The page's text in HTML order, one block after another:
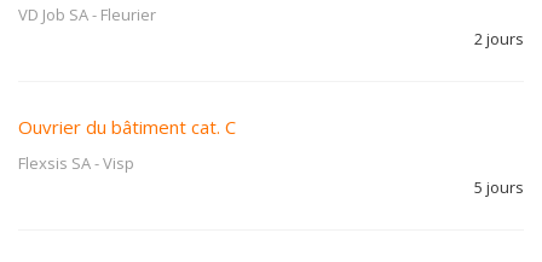
VD Job SA- Fleurier
2 jours
Ouvrier du bâtiment cat. C
Flexsis SA-Visp
5 jours